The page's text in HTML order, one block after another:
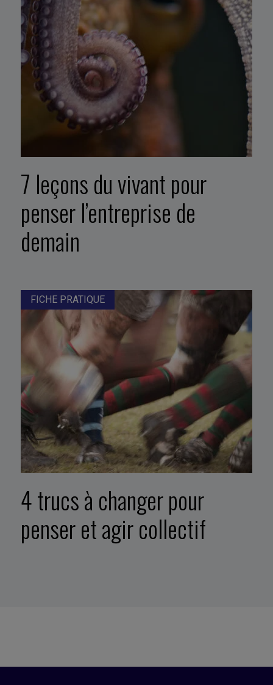
7 leçons du vivant pour
penser l’entreprise de
demain
FICHE PRATIQUE
4 trucs à changer pour
penser et agir collectif